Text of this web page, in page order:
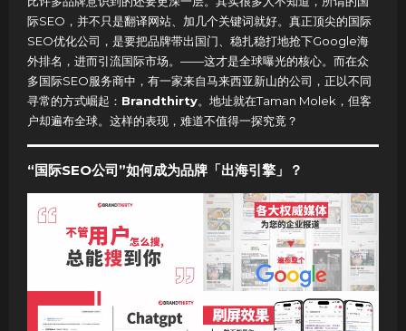
际SEO，并不只是翻译网站、加几个关键词就好。真正顶尖的国际
SEO优化公司，是要把品牌带出国门、稳扎稳打地抢下Google海
外排名，进而引流国际市场。——这才是全球曝光的核心。而在众
多国际SEO服务商中，有一家来自马来西亚新山的公司，正以不同
寻常的方式崛起： Brandthirty。地址就在Taman Molek，但客
户却遍布全球。这样的表现，难道不值得一探究竟？
“国际SEO公司”如何成为品牌「出海引擎」？